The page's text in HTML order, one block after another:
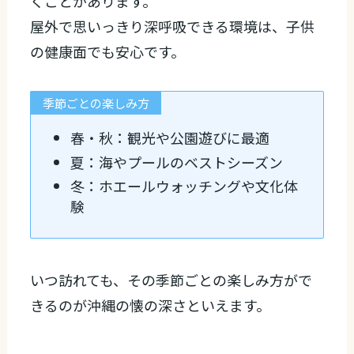
屋外で思いっきり深呼吸できる環境は、子供
の健康面でも安心です。
季節ごとの楽しみ方
春・秋：観光や公園遊びに最適
夏：海やプールのベストシーズン
冬：ホエールウォッチングや文化体
験
いつ訪れても、その季節ごとの楽しみ方がで
きるのが沖縄の懐の深さといえます。